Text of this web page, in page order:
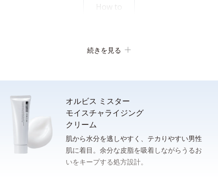
さっと泡立てられるもっちり濃密泡。忙しい朝のスキンケア時間
How to
洗顔後、清潔な手のひらに適量（ポンプ２プッシュまたは、100
続きを見る
オルビス ミスター
モイスチャライジング
クリーム
肌から水分を逃しやすく、テカりやすい男性
肌に着目。余分な皮脂を吸着しながらうるお
いをキープする処方設計。